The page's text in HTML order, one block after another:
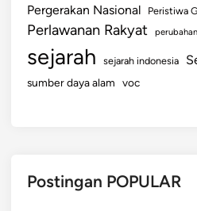
Pergerakan Nasional Peristiwa
Perlawanan Rakyat
sejarah sejarah indonesia
sumber daya alam voc
Postingan POPULAR